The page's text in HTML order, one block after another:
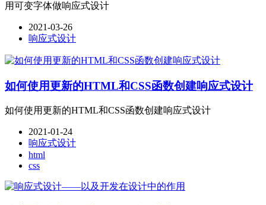
用可变字体做响应式设计
2021-03-26
响应式设计
如何使用更新的HTML和CSS函数创建响应式设计
如何使用更新的HTML和CSS函数创建响应式设计
2021-01-24
响应式设计
html
css